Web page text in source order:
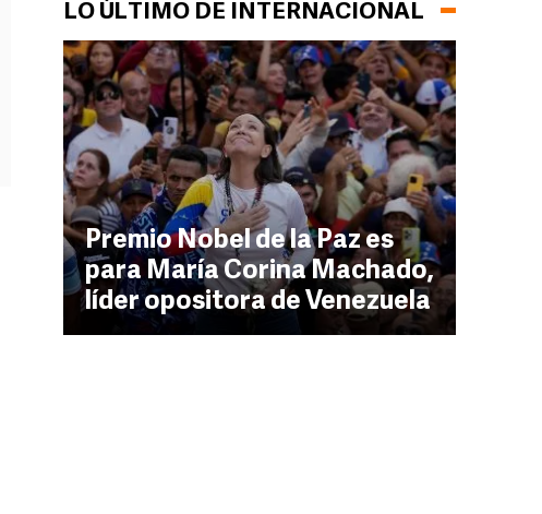
LO ÚLTIMO DE INTERNACIONAL
Premio Nobel de la Paz es
para María Corina Machado,
líder opositora de Venezuela